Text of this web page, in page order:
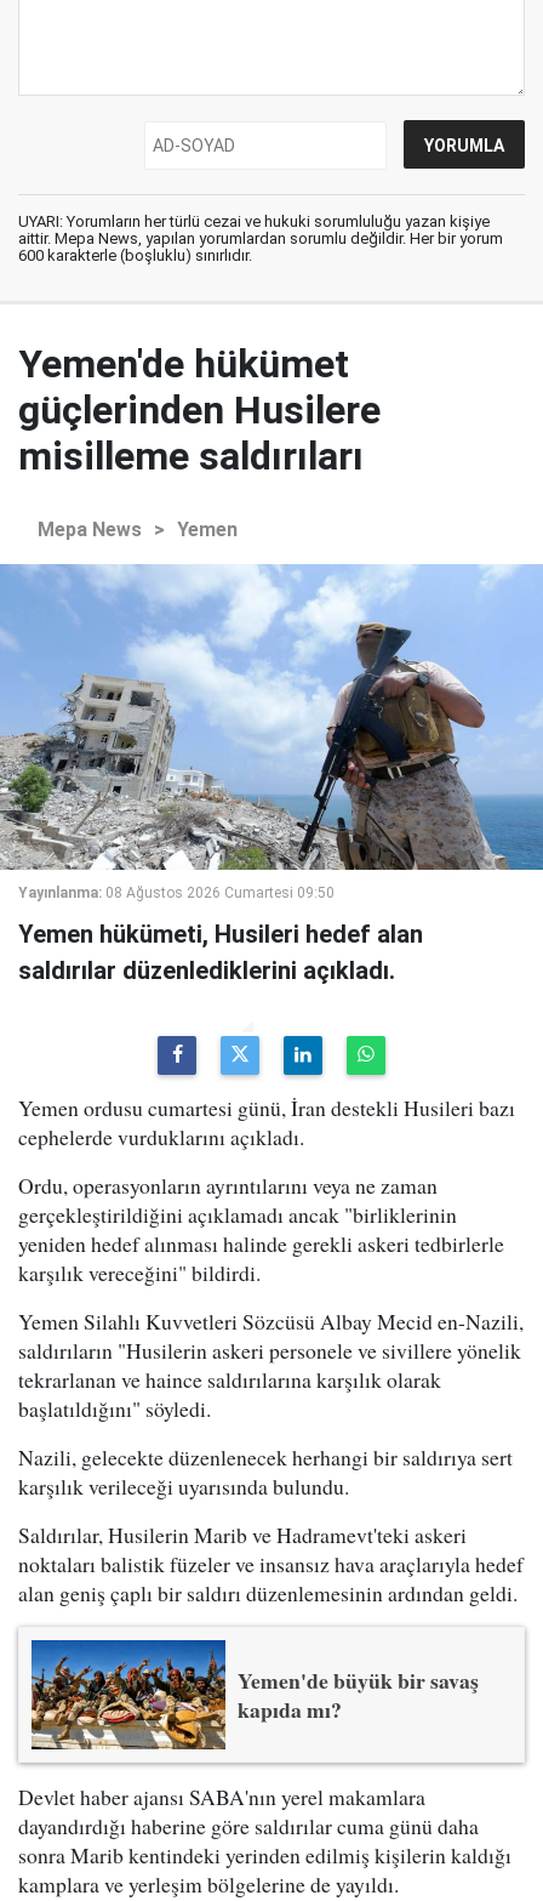
UYARI: Yorumların her türlü cezai ve hukuki sorumluluğu yazan kişiye
aittir. Mepa News, yapılan yorumlardan sorumlu değildir. Her bir yorum
600 karakterle (boşluklu) sınırlıdır.
Yemen'de hükümet
güçlerinden Husilere
misilleme saldırıları
Mepa News > Yemen
Yayınlanma: 08 Ağustos 2026 Cumartesi 09:50
Yemen hükümeti, Husileri hedef alan
saldırılar düzenlediklerini açıkladı.
Yemen ordusu cumartesi günü, İran destekli Husileri bazı
cephelerde vurduklarını açıkladı.
Ordu, operasyonların ayrıntılarını veya ne zaman
gerçekleştirildiğini açıklamadı ancak "birliklerinin
yeniden hedef alınması halinde gerekli askeri tedbirlerle
karşılık vereceğini" bildirdi.
Yemen Silahlı Kuvvetleri Sözcüsü Albay Mecid en-Nazili,
saldırıların "Husilerin askeri personele ve sivillere yönelik
tekrarlanan ve haince saldırılarına karşılık olarak
başlatıldığını" söyledi.
Nazili, gelecekte düzenlenecek herhangi bir saldırıya sert
karşılık verileceği uyarısında bulundu.
Saldırılar, Husilerin Marib ve Hadramevt'teki askeri
noktaları balistik füzeler ve insansız hava araçlarıyla hedef
alan geniş çaplı bir saldırı düzenlemesinin ardından geldi.
Yemen'de büyük bir savaş
kapıda mı?
Devlet haber ajansı SABA'nın yerel makamlara
dayandırdığı haberine göre saldırılar cuma günü daha
sonra Marib kentindeki yerinden edilmiş kişilerin kaldığı
kamplara ve yerleşim bölgelerine de yayıldı.